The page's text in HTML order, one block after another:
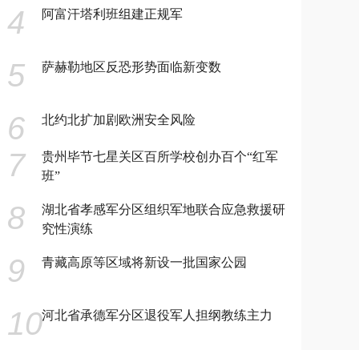
4 阿富汗塔利班组建正规军
5 萨赫勒地区反恐形势面临新变数
6 北约北扩加剧欧洲安全风险
7
贵州毕节七星关区百所学校创办百个“红军
班”
8
湖北省孝感军分区组织军地联合应急救援研
究性演练
9 青藏高原等区域将新设一批国家公园
10河北省承德军分区退役军人担纲教练主力